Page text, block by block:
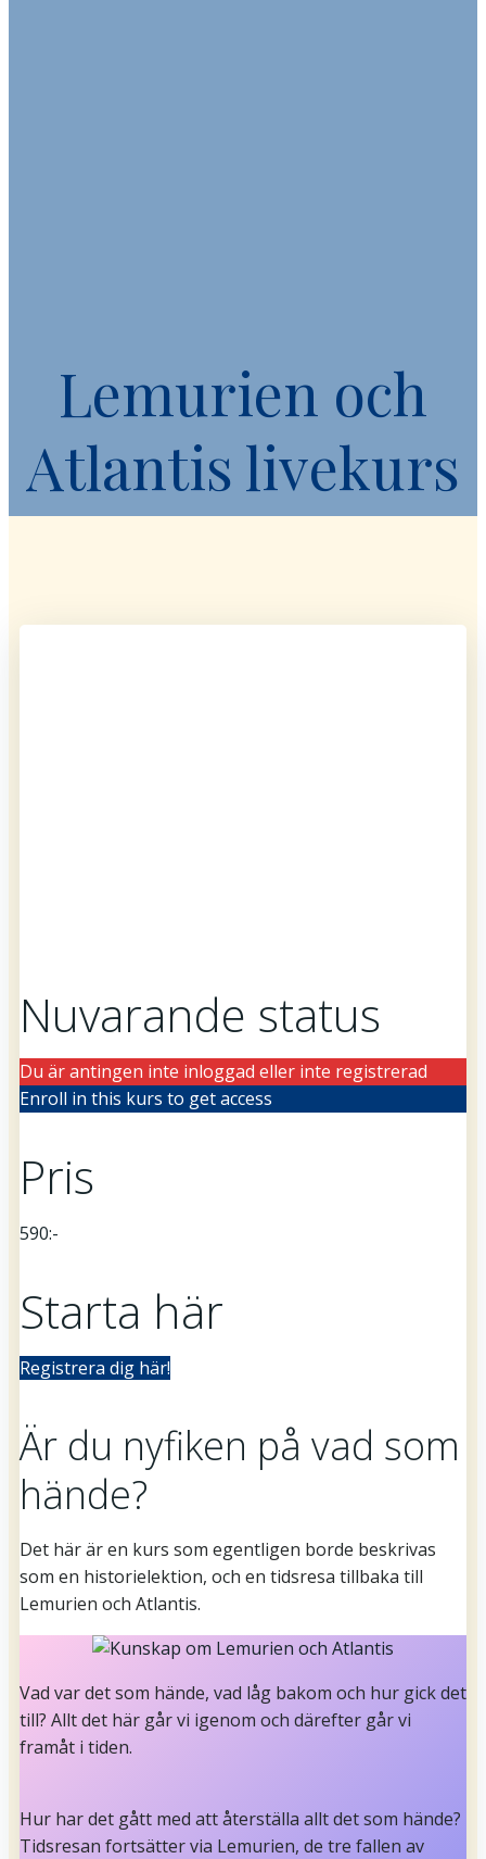
Lemurien och
Atlantis livekurs
Nuvarande status
Du är antingen inte inloggad eller inte registrerad
Enroll in this kurs to get access
Pris
590:-
Starta här
Registrera dig här!
Är du nyfiken på vad som
hände?
Det här är en kurs som egentligen borde beskrivas
som en historielektion, och en tidsresa tillbaka till
Lemurien och Atlantis.
Vad var det som hände, vad låg bakom och hur gick det
till? Allt det här går vi igenom och därefter går vi
framåt i tiden.
Hur har det gått med att återställa allt det som hände?
Tidsresan fortsätter via Lemurien, de tre fallen av